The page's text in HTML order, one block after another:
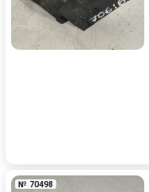
Smart
Subaru
№ 70498